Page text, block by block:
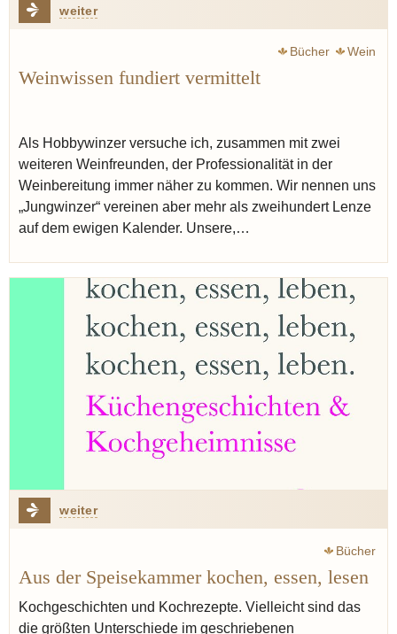
weiter
Bücher Wein
Weinwissen fundiert vermittelt
Als Hobbywinzer versuche ich, zusammen mit zwei
weiteren Weinfreunden, der Professionalität in der
Weinbereitung immer näher zu kommen. Wir nennen uns
„Jungwinzer“ vereinen aber mehr als zweihundert Lenze
auf dem ewigen Kalender. Unsere,…
weiter
Bücher
Aus der Speisekammer kochen, essen, lesen
Kochgeschichten und Kochrezepte. Vielleicht sind das
die größten Unterschiede im geschriebenen